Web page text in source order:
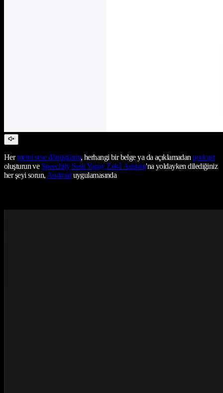
Hermetni sese dönüştürün, herhangi bir belge ya da açıklamadanpodcast
oluşturun ve Speechify Sesli Yapay Zekâ Asistanı'na yoldayken dilediğiniz
her şeyi sorun,Androiduygulamasında